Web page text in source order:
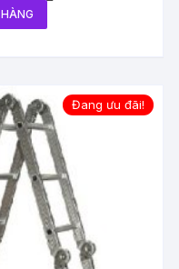
Đang ưu đãi!